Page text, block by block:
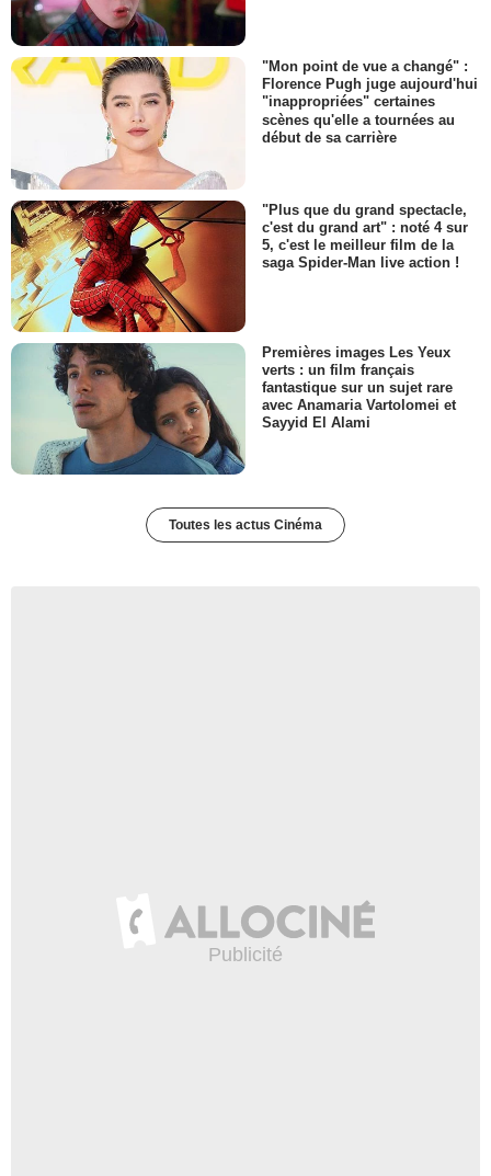
"Mon point de vue a changé" :
Florence Pugh juge aujourd'hui
"inappropriées" certaines
scènes qu'elle a tournées au
début de sa carrière
"Plus que du grand spectacle,
c'est du grand art" : noté 4 sur
5, c'est le meilleur film de la
saga Spider-Man live action !
Premières images Les Yeux
verts : un film français
fantastique sur un sujet rare
avec Anamaria Vartolomei et
Sayyid El Alami
Toutes les actus Cinéma